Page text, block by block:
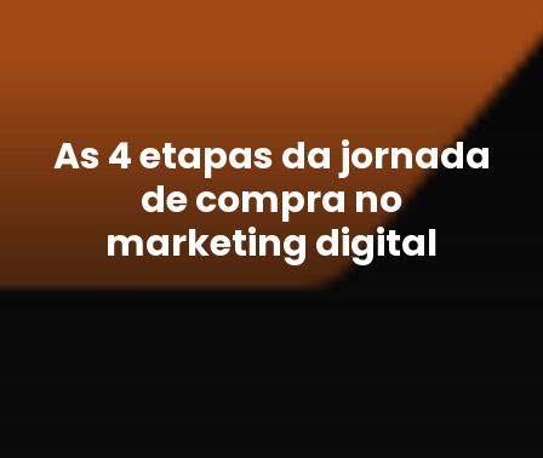
As 4 etapas da jornada
de compra no
marketing digital